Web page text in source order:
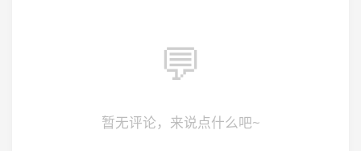
💬
暂无评论，来说点什么吧~